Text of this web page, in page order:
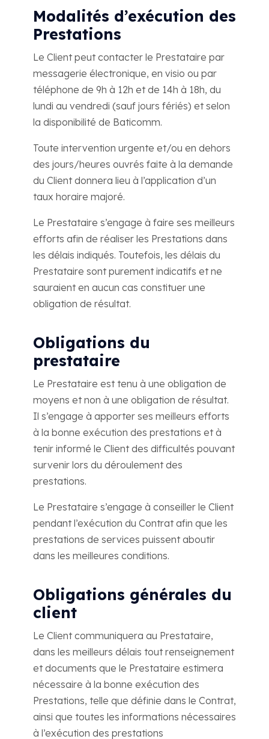
Modalités d’exécution des
Prestations
Le Client peut contacter le Prestataire par
messagerie électronique, en visio ou par
téléphone de 9h à 12h et de 14h à 18h, du
lundi au vendredi (sauf jours fériés) et selon
la disponibilité de Baticomm.
Toute intervention urgente et/ou en dehors
des jours/heures ouvrés faite à la demande
du Client donnera lieu à l’application d’un
taux horaire majoré.
Le Prestataire s’engage à faire ses meilleurs
efforts afin de réaliser les Prestations dans
les délais indiqués. Toutefois, les délais du
Prestataire sont purement indicatifs et ne
sauraient en aucun cas constituer une
obligation de résultat.
Obligations du
prestataire
Le Prestataire est tenu à une obligation de
moyens et non à une obligation de résultat.
Il s’engage à apporter ses meilleurs efforts
à la bonne exécution des prestations et à
tenir informé le Client des difficultés pouvant
survenir lors du déroulement des
prestations.
Le Prestataire s’engage à conseiller le Client
pendant l’exécution du Contrat afin que les
prestations de services puissent aboutir
dans les meilleures conditions.
Obligations générales du
client
Le Client communiquera au Prestataire,
dans les meilleurs délais tout renseignement
et documents que le Prestataire estimera
nécessaire à la bonne exécution des
Prestations, telle que définie dans le Contrat,
ainsi que toutes les informations nécessaires
à l’exécution des prestations